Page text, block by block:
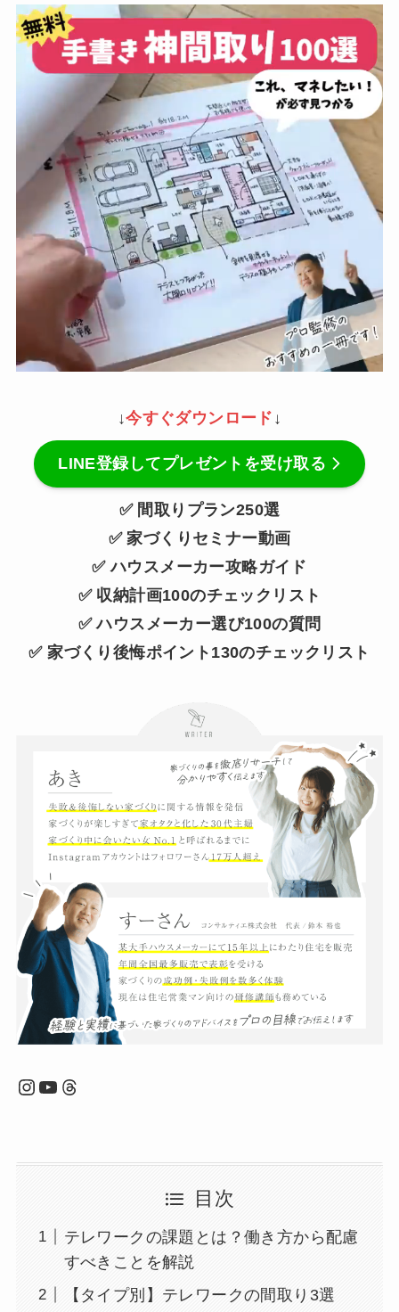
↓今すぐダウンロード ↓
LINE登録してプレゼントを受け取る
✅ 間取りプラン250選
✅ 家づくりセミナー動画
✅ ハウスメーカー攻略ガイド
✅ 収納計画100のチェックリスト
✅ ハウスメーカー選び100の質問
✅ 家づくり後悔ポイント130のチェックリスト
Instagram
YouTube
Threads
目次
テレワークの課題とは？働き方から配慮
すべきことを解説
【タイプ別】テレワークの間取り3選